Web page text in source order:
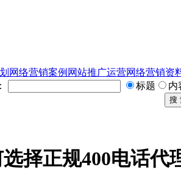
网络营销案例 网站推广运营网络营销资
标题 内
搜
择正规400电话代